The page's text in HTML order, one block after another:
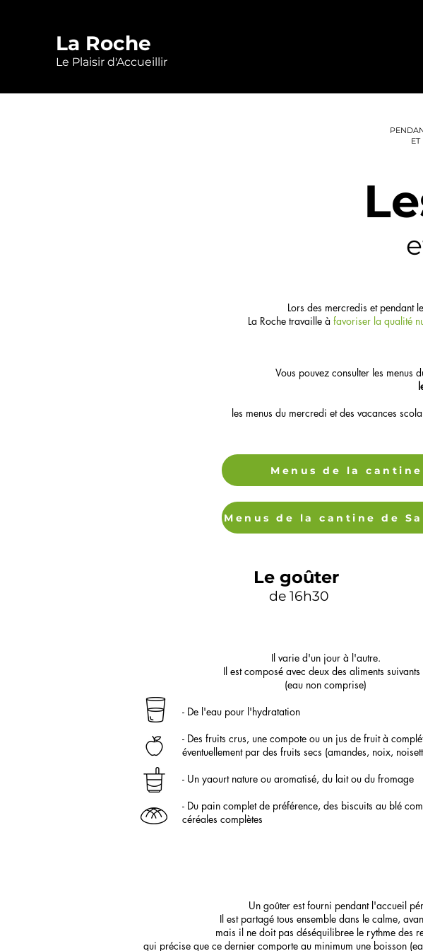
La Roche
Le Plaisir d'Accueillir
Le goûter
de 16h30
Lors des mercredis et pendant
La Roche travaille à favoriser la qualité
Vous pouvez consulter les menus
les menus du mercredi et des vacances
Menus de la
Il varie d'un jour à l'autre.
Il est composé avec deux des aliments suivants
(eau non comprise)
- De l'eau pour l'hydratation
- Des fruits crus, une compote ou un jus de fruit à
éventuellement par des fruits secs (amandes, noix,
- Un yaourt nature ou aromatisé, du lait ou du fromage
- Du pain complet de préférence, des biscuits au blé
céréales complètes
Un goûter est fourni pendant l'accueil
Il est partagé tous ensemble dans le calme,
mais il ne doit pas déséquilibree le rythme des
qui précise que ce dernier comporte au minimum une boisson